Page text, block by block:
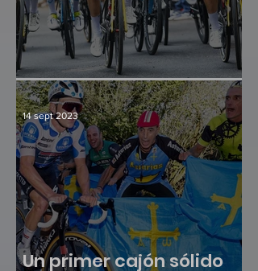
Culminación y consenso
Un primer cajón sólido
14 sept 2023